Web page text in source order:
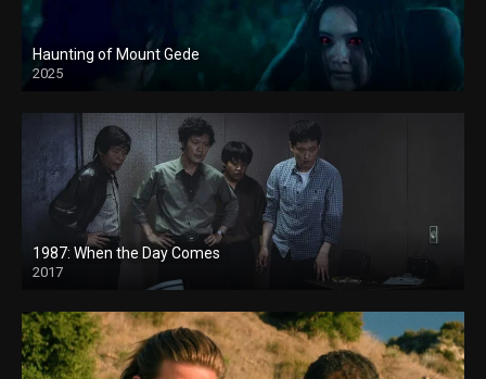
Haunting of Mount Gede
2025
1987: When the Day Comes
2017